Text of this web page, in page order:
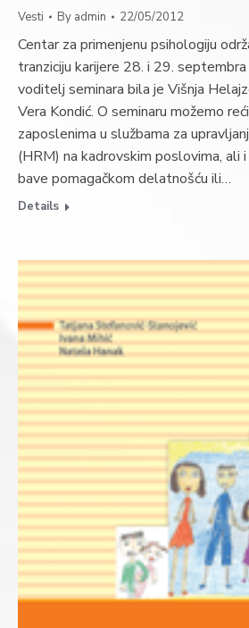
Vesti By admin 22/05/2012
Centar za primenjenu psihologiju
tranziciju karijere 28. i 29.
voditelj seminara bila je Višnja
Vera Kondić. O seminaru možemo
zaposlenima u službama za
(HRM) na kadrovskim poslovima, ali
bave pomagačkom delatnošću ili…
Details